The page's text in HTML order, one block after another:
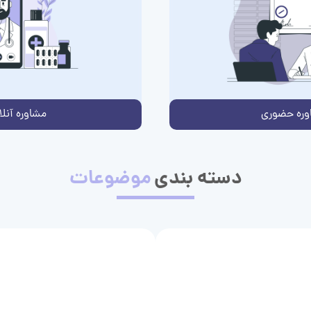
حضوری مشاوره
دسته بندیموضوعات